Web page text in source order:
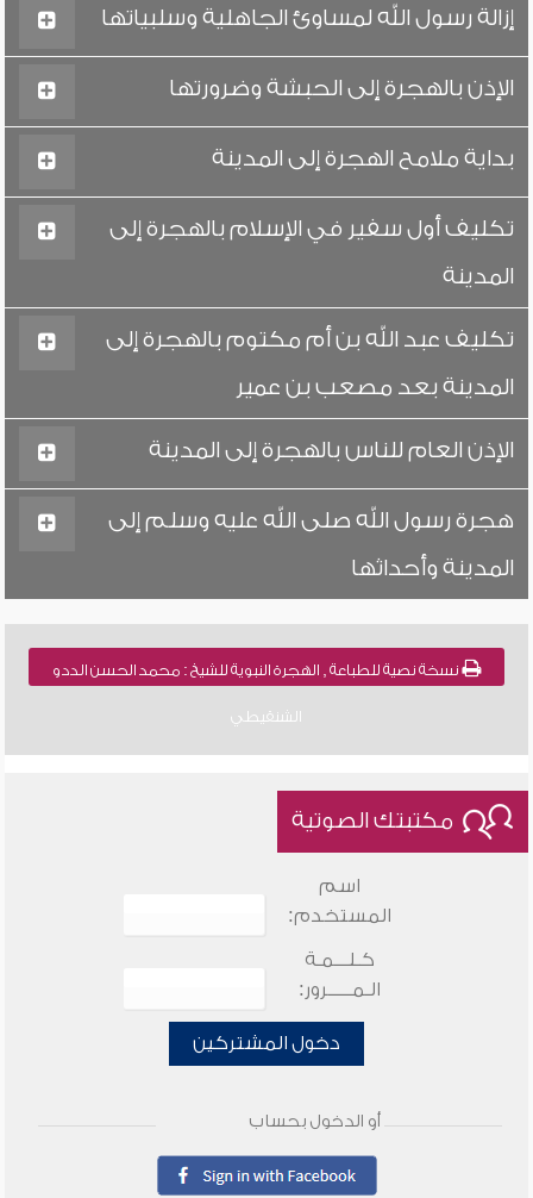
إزالة رسول الله لمساوئ الجاهلية وسلبياتها
الإذن بالهجرة إلى الحبشة وضرورتها
بداية ملامح الهجرة إلى المدينة
تكليف أول سفير في الإسلام بالهجرة إلى
المدينة
تكليف عبد الله بن أم مكتوم بالهجرة إلى
المدينة بعد مصعب بن عمير
الإذن العام للناس بالهجرة إلى المدينة
هجرة رسول الله صلى الله عليه وسلم إلى
المدينة وأحداثها
نسخة نصية للطباعة , الهجرة النبوية للشيخ : محمد الحسن الددو
الشنقيطي
مكتبتك الصوتية
اسم
المستخدم:
كـلـــمـة
الـمـــــرور:
دخول المشتركين
أو الدخول بحساب